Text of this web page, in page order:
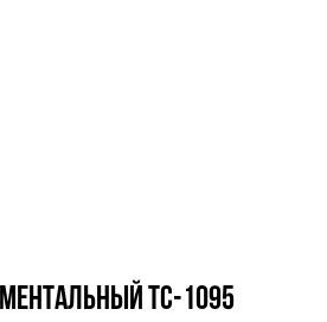
TC-1095